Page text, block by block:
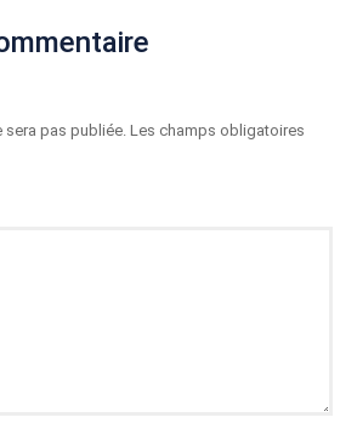
sera pas publiée. Les champs obligatoires